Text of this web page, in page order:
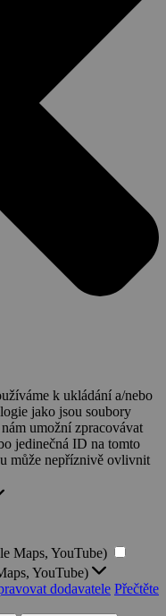
k ukládání a/nebo
jako jsou soubory
umožní zpracovávat
jedinečná ID na tomto
může nepříznivě ovlivnit
Maps, YouTube)
YouTube)
dodavatele Přečtěte